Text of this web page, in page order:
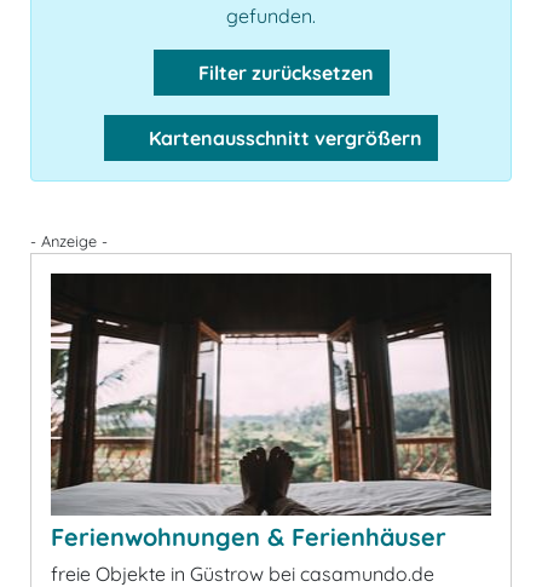
gefunden.
Filter zurücksetzen
Kartenausschnitt vergrößern
- Anzeige -
Ferienwohnungen & Ferienhäuser
freie Objekte in Güstrow bei casamundo.de